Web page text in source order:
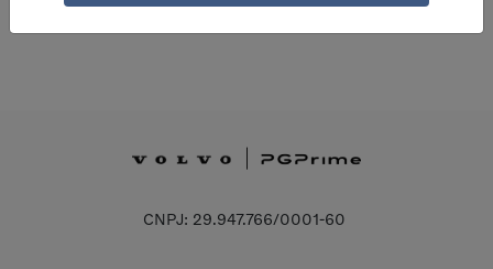
CNPJ: 29.947.766/0001-60